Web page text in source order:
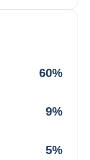
60%
9%
5%